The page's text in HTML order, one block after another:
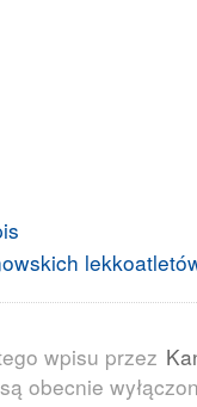
wpisu przez
obecnie